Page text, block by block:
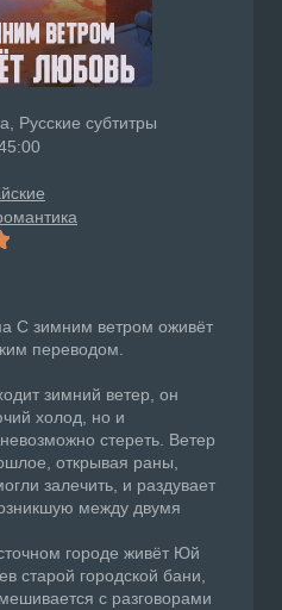
Русские субтитры
С зимним ветром оживёт
переводом.
зимний ветер, он
холод, но и
стереть. Ветер
открывая раны,
залечить, и раздувает
между двумя
городе живёт Юй
старой городской бани,
с разговорами